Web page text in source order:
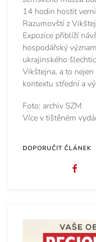
14 hodin hostit
Razumovští z
Expozice přiblíží
hospodářský
ukrajinského
Vikštejna, a to
kontextu střední a
Foto: archiv SZM
Více v tištěném
DOPORUČIT ČLÁNEK